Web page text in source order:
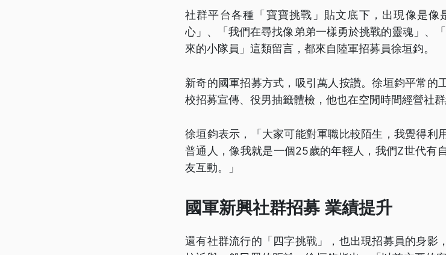
社群平台各種「寶寶挑戰」貼文底下，出現像是
心」、「我們在尋找像弟弟一樣勇於挑戰的靈魂」、
來的小隊員」這類留言，都來自陸軍招募員徐垣鈞。
新奇的國軍招募方式，吸引萬人按讚。徐垣鈞平常的
校招募宣傳、役男抽籤體檢，他也在空閒時間經營社群
徐垣鈞表示，「大家可能對軍職比較陌生，我覺得利
普通人，像我就是一個25歲的年輕人，我們Z世代有
友互動。」
國軍新興社群招募 業績提升
還有社群流行的「四字挑戰」，也出現招募員的身影